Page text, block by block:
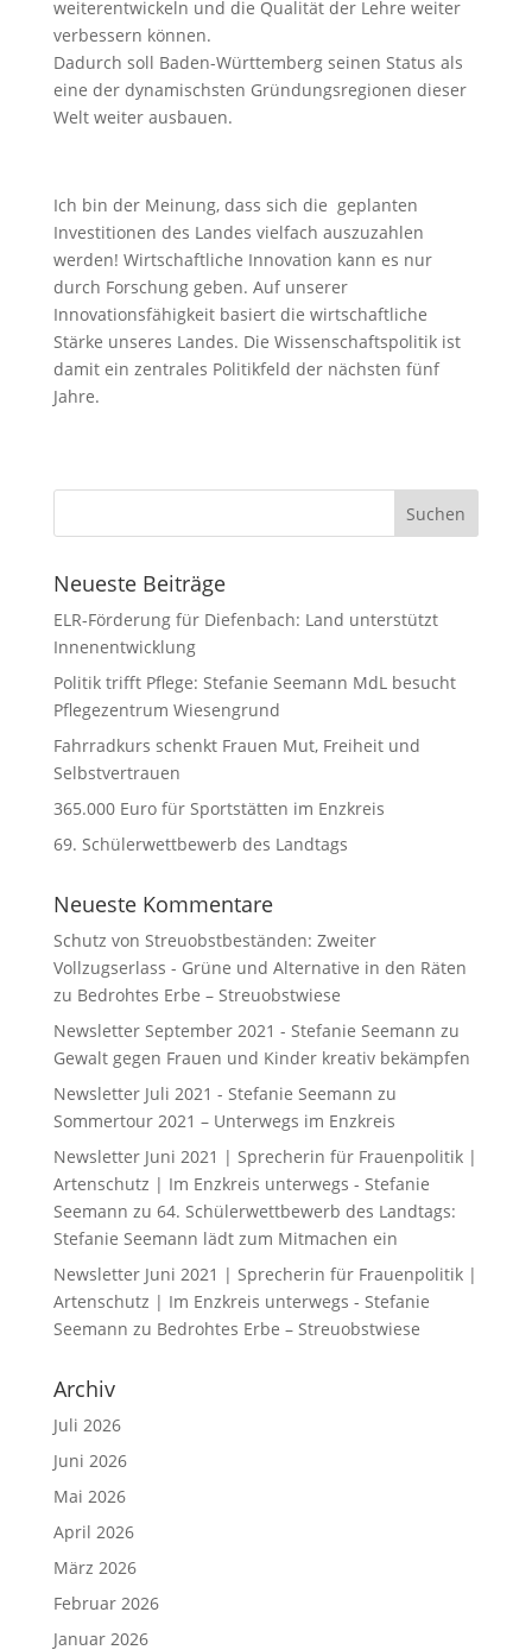
weiterentwickeln und die Qualität der Lehre weiter
verbessern können.
Dadurch soll Baden-Württemberg seinen Status als
eine der dynamischsten Gründungsregionen dieser
Welt weiter ausbauen.
Ich bin der Meinung, dass sich die geplanten
Investitionen des Landes vielfach auszuzahlen
werden! Wirtschaftliche Innovation kann es nur
durch Forschung geben. Auf unserer
Innovationsfähigkeit basiert die wirtschaftliche
Stärke unseres Landes. Die Wissenschaftspolitik ist
damit ein zentrales Politikfeld der nächsten fünf
Jahre.
Neueste Beiträge
ELR-Förderung für Diefenbach: Land unterstützt
Innenentwicklung
Politik trifft Pflege: Stefanie Seemann MdL besucht
Pflegezentrum Wiesengrund
Fahrradkurs schenkt Frauen Mut, Freiheit und
Selbstvertrauen
365.000 Euro für Sportstätten im Enzkreis
69. Schülerwettbewerb des Landtags
Neueste Kommentare
Schutz von Streuobstbeständen: Zweiter
Vollzugserlass - Grüne und Alternative in den Räten
zu Bedrohtes Erbe – Streuobstwiese
Newsletter September 2021 - Stefanie Seemann zu
Gewalt gegen Frauen und Kinder kreativ bekämpfen
Newsletter Juli 2021 - Stefanie Seemann zu
Sommertour 2021 – Unterwegs im Enzkreis
Newsletter Juni 2021 | Sprecherin für Frauenpolitik |
Artenschutz | Im Enzkreis unterwegs - Stefanie
Seemann zu 64. Schülerwettbewerb des Landtags:
Stefanie Seemann lädt zum Mitmachen ein
Newsletter Juni 2021 | Sprecherin für Frauenpolitik |
Artenschutz | Im Enzkreis unterwegs - Stefanie
Seemann zu Bedrohtes Erbe – Streuobstwiese
Archiv
Juli 2026
Juni 2026
Mai 2026
April 2026
März 2026
Februar 2026
Januar 2026